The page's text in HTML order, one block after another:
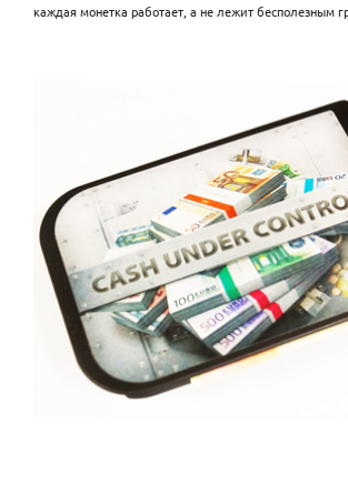
каждая монетка работает, а не лежит бесполезным